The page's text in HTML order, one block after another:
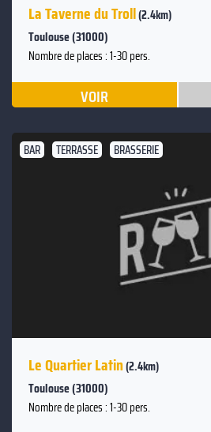
La Taverne du Troll(2.4km)
Toulouse (31000)
Nombre de places : 1-30 pers.
VOIR
BAR TERRASSE BRASSERIE
Le Quartier Latin(2.4km)
Toulouse (31000)
Nombre de places : 1-30 pers.